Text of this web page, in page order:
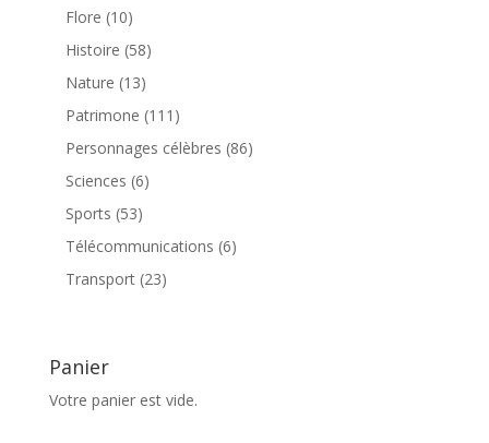
produit
Flore 1010
produits
Histoire 5858
Nature 1313
produits
Patrimone 111 111
produits
Personnages célèbres 8686
Sciences 66
Sports 5353
produits
Télécommunications 66
Transport 2323
Panier
Votre panier est vide.